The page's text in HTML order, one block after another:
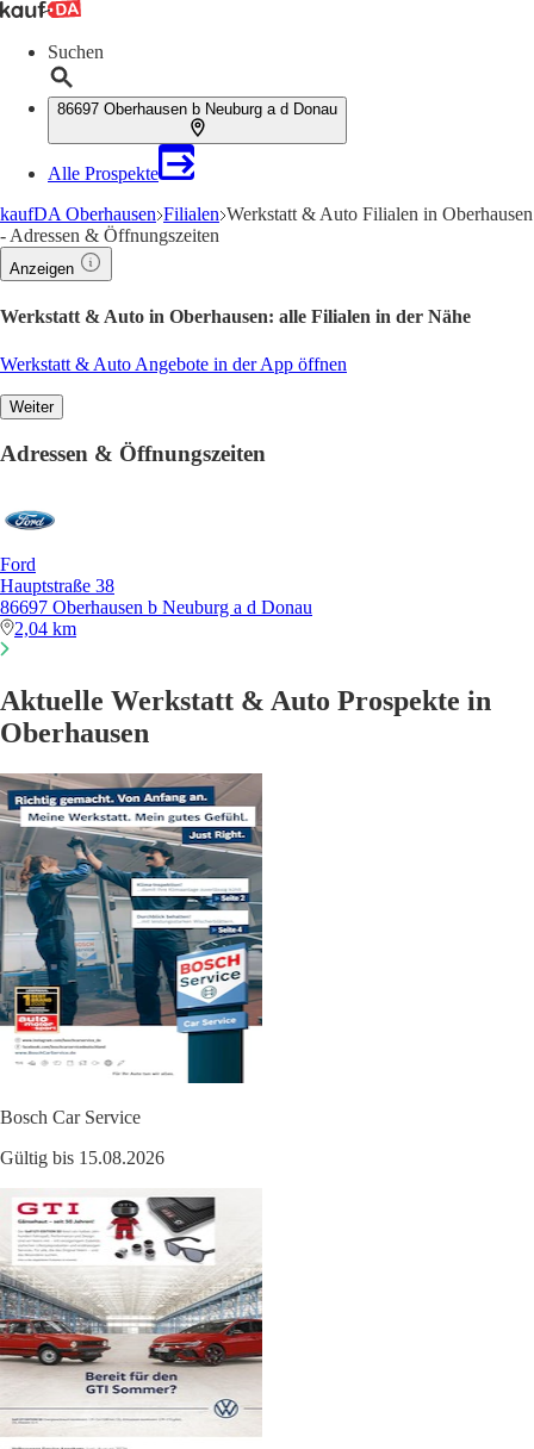
Suchen
86697 Oberhausen b Neuburg a d Donau
Alle Prospekte
kaufDA Oberhausen Filialen Werkstatt & Auto Filialen in Oberhausen
- Adressen & Öffnungszeiten
Anzeigen
Werkstatt & Auto in Oberhausen: alle Filialen in der Nähe
Werkstatt & Auto Angebote in der App öffnen
Weiter
Adressen & Öffnungszeiten
Ford
Hauptstraße 38
86697 Oberhausen b Neuburg a d Donau
2,04 km
Aktuelle Werkstatt & Auto Prospekte in
Oberhausen
Bosch Car Service
Gültig bis 15.08.2026